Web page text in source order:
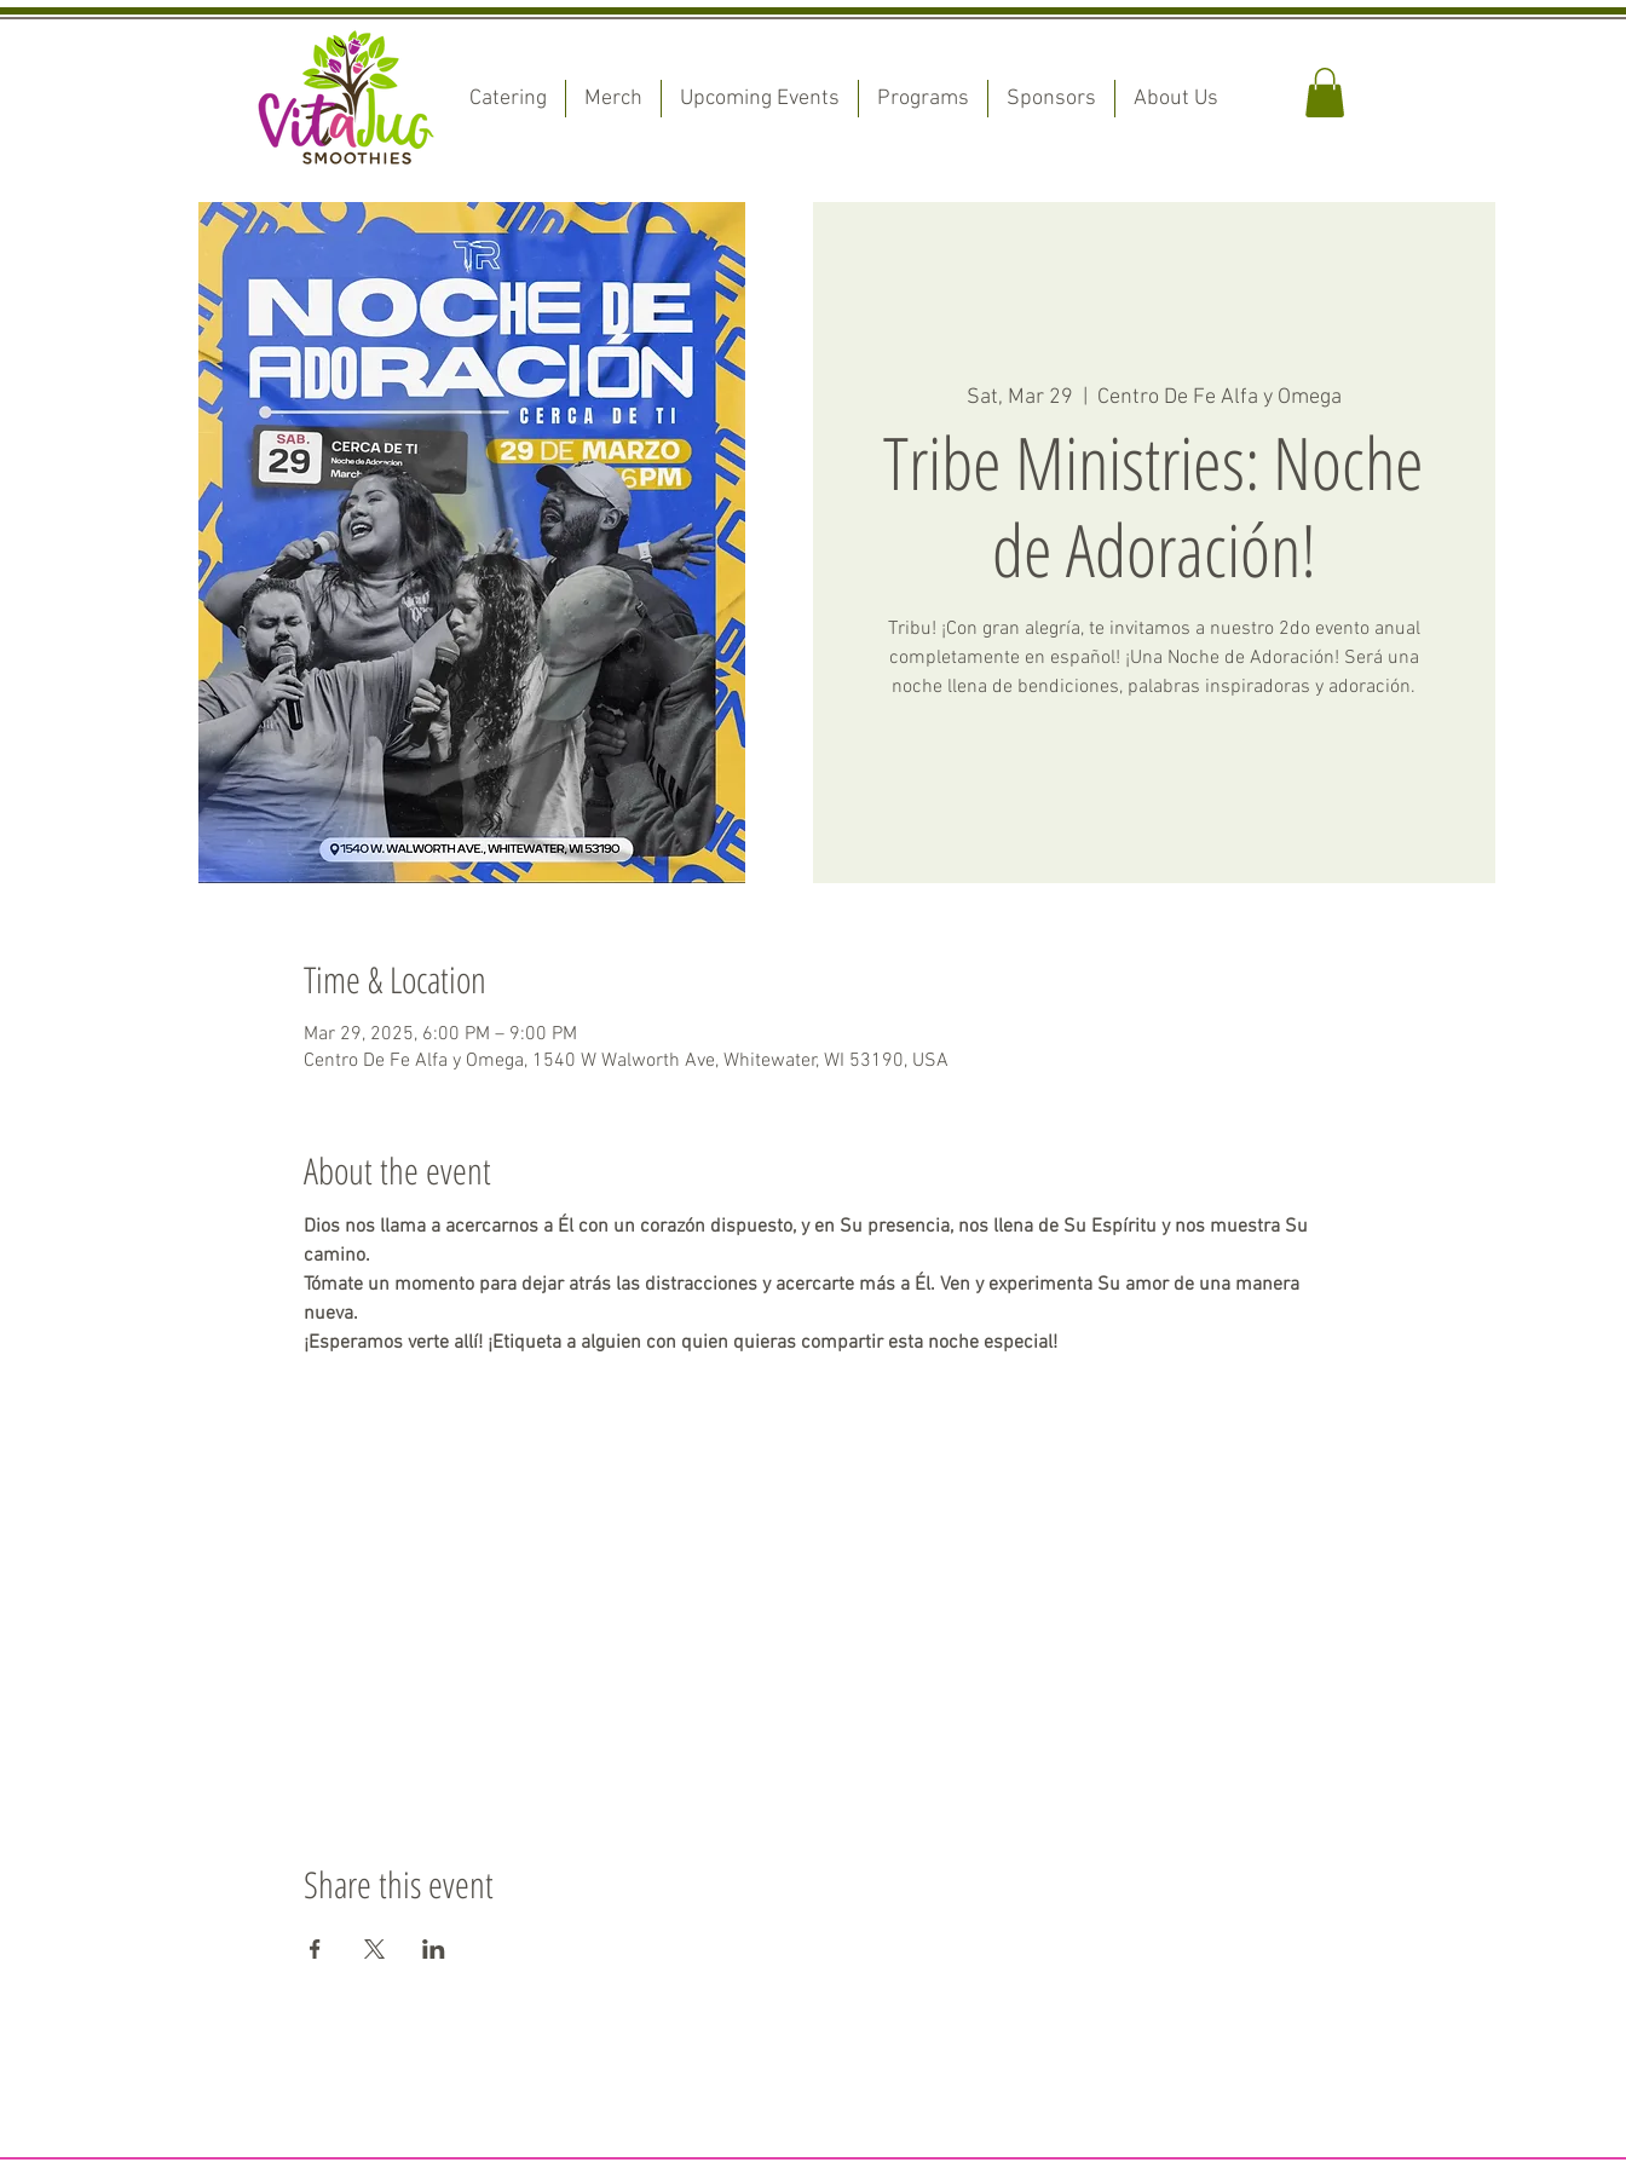
Catering Merch Upcoming Events Programs Sponsors About Us
Sat, Mar 29
  |
Centro De Fe Alfa y Omega
Tribe Ministries: Noche
de Adoración!
Tribu! ¡Con gran alegría, te invitamos a nuestro 2do evento anual
completamente en español! ¡Una Noche de Adoración! Será una
noche llena de bendiciones, palabras inspiradoras y adoración.
Time & Location
Mar 29, 2025, 6:00 PM – 9:00 PM
Centro De Fe Alfa y Omega, 1540 W Walworth Ave, Whitewater, WI 53190, USA
About the event
Dios nos llama a acercarnos a Él con un corazón dispuesto, y en Su presencia, nos llena de Su Espíritu y nos muestra Su
camino.
Tómate un momento para dejar atrás las distracciones y acercarte más a Él. Ven y experimenta Su amor de una manera
nueva.
¡Esperamos verte allí! ¡Etiqueta a alguien con quien quieras compartir esta noche especial!
Share this event